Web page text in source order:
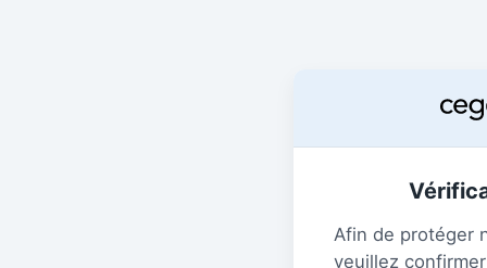
Afin de protéger
veuillez